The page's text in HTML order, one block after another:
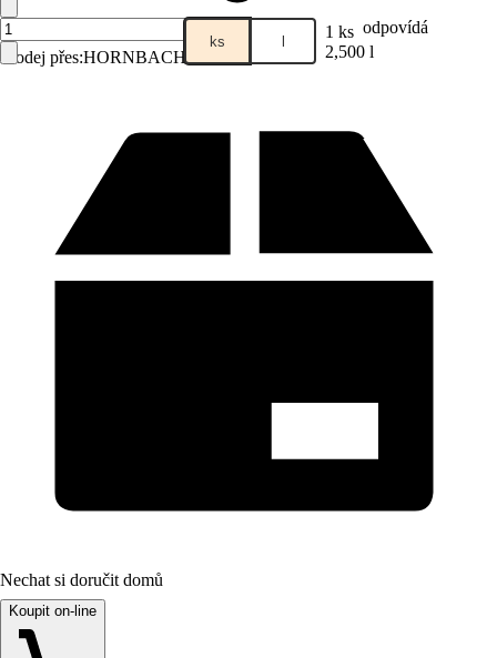
Prodej přes:HORNBACH
ks l 1 ks odpovídá
2,500 l
Nechat si doručit domů
Koupit on-line